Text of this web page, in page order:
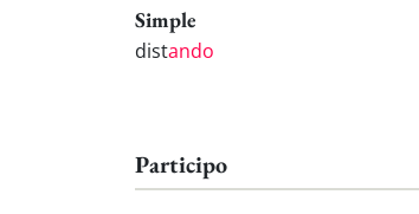
Simple
distando
Participo